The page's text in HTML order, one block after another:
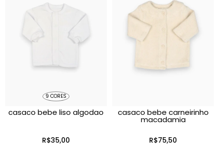
9 CORES
casaco bebe liso algodao
R$35,00
casaco bebe carneirinho
macadamia
R$75,50